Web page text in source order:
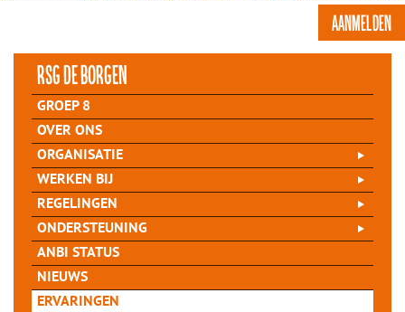
AANMELDEN
rsg de Borgen
GROEP 8
OVER ONS
ORGANISATIE
WERKEN BIJ
REGELINGEN
ONDERSTEUNING
ANBI STATUS
NIEUWS
ERVARINGEN